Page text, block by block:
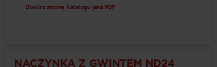
Otwórz stronę Katalogu jako PDF
NACZYNKA Z GWINTEM ND24